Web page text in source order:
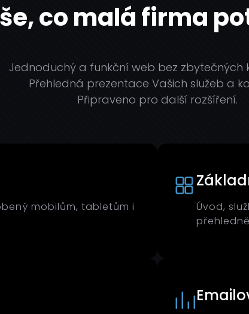
co malá firma
Jednoduchý a funkční web bez zbytečných
Přehledná prezentace Vašich služeb a
Připraveno pro další rozšíření.
mobilům, tabletům i
Úvod,